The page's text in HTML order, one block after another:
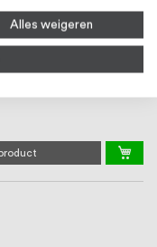
zelfklevend RVS per 2
Alles weigeren